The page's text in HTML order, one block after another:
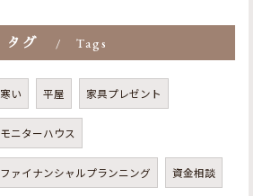
タグ Tags
寒い 平屋 家具プレゼント
モニターハウス
ファイナンシャルプランニング 資金相談